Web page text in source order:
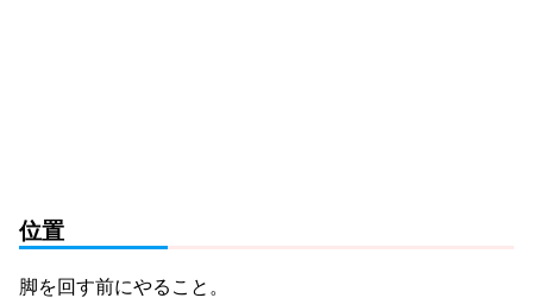
位置
脚を回す前にやること。